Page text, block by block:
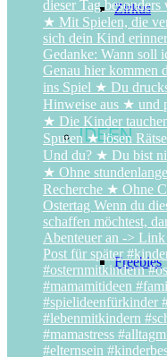
Zirkus
IDEEN
Freebies